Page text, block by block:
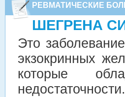
РЕВМАТИЧЕСКИЕ
ШЕГРЕНА
Это
экзокринных
которые
недостаточности.